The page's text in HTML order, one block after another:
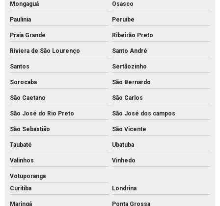
Piso de concreto valor
Piso de encaixe concreto
Piso intertravado 16 faces 8 cm
Piso intertravado 16 faces
Piso intertravado bloquete
Piso intertravado de concreto para calçadas
Piso intertravado de concreto
Piso intertravado preço instalado
Piso intertravado preço m2 rs
Mongaguá Osasco
Paulínia Peruíbe
Praia Grande Ribeirão Preto
Riviera de São Lourenço Santo André
Santos Sertãozinho
Sorocaba São Bernardo
São Caetano São Carlos
São José do Rio Preto São José dos campos
São Sebastião São Vicente
Taubaté Ubatuba
Valinhos Vinhedo
Votuporanga
Curitiba
Londrina
Maringá Ponta Grossa